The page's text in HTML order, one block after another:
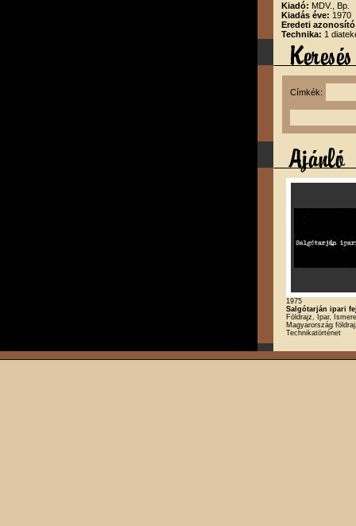
Kiadó: MDV., Bp.
Kiadás éve: 1970
Eredeti
Technika: 1
Címkék:
1975
Salgótarján ipari
Földrajz, Ipar,
Magyarország
Technikatörténet